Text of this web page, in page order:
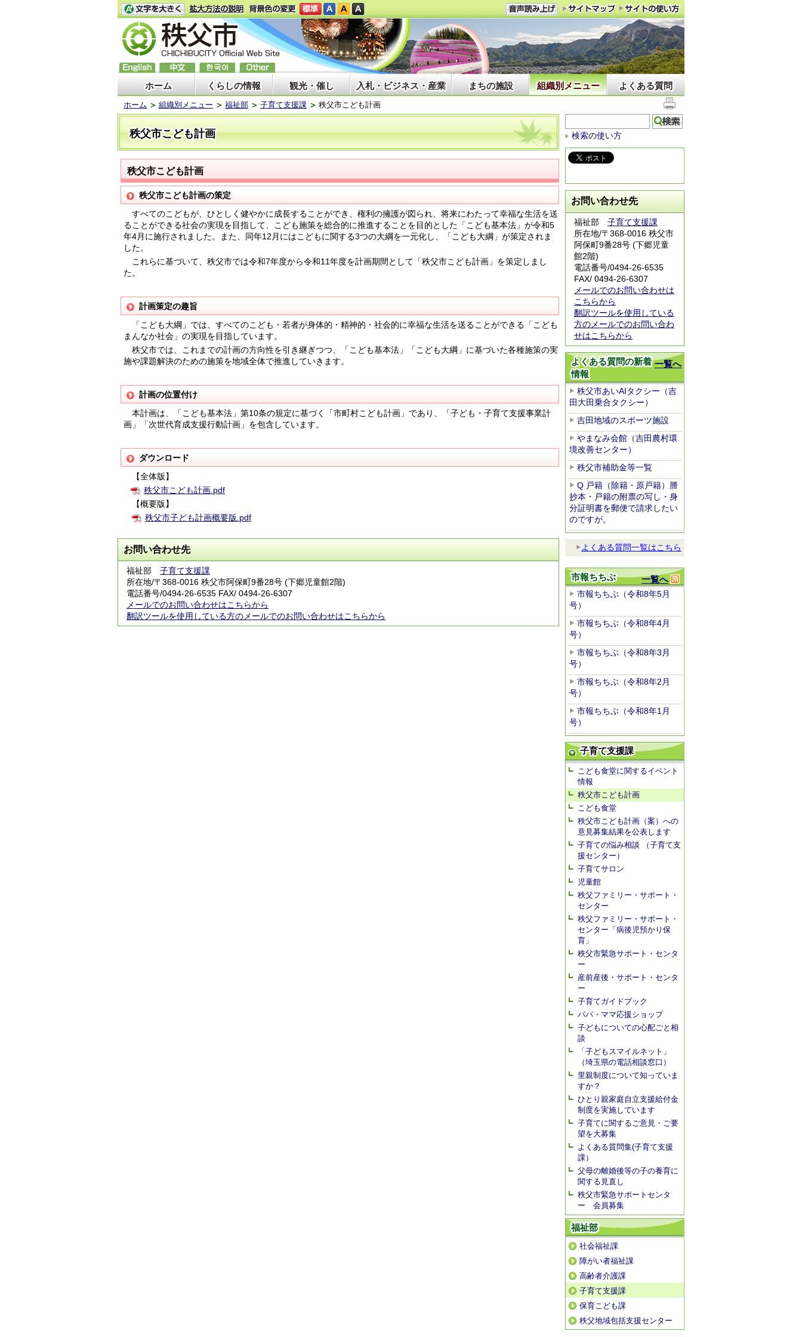
ホーム くらしの情報 観光・催し 入札・ビジネス・産業 まちの施設 組織別メニュー よくある質問
ホーム 組織別メニュー 福祉部 子育て支援課 秩父市こども計画
秩父市こども計画
秩父市こども計画
秩父市こども計画の策定
すべてのこどもが、ひとしく健やかに成長することができ、権利の擁護が図られ、将来にわたって幸福な生活を送
ることができる社会の実現を目指して、こども施策を総合的に推進することを目的とした「こども基本法」が令和5
年4月に施行されました。また、同年12月にはこどもに関する3つの大綱を一元化し、「こども大綱」が策定されま
した。
これらに基づいて、秩父市では令和7年度から令和11年度を計画期間として「秩父市こども計画」を策定しまし
た。
計画策定の趣旨
「こども大綱」では、すべてのこども・若者が身体的・精神的・社会的に幸福な生活を送ることができる「こども
まんなか社会」の実現を目指しています。
秩父市では、これまでの計画の方向性を引き継ぎつつ、「こども基本法」「こども大綱」に基づいた各種施策の実
施や課題解決のための施策を地域全体で推進していきます。
計画の位置付け
本計画は、「こども基本法」第10条の規定に基づく「市町村こども計画」であり、「子ども・子育て支援事業計
画」「次世代育成支援行動計画」を包含しています。
ダウンロード
【全体版】
秩父市こども計画.pdf
【概要版】
秩父市子ども計画概要版.pdf
お問い合わせ先
福祉部 子育て支援課
所在地/〒368-0016 秩父市阿保町9番28号 (下郷児童館2階)
電話番号/0494-26-6535 FAX/ 0494-26-6307
メールでのお問い合わせはこちらから
翻訳ツールを使用している方のメールでのお問い合わせはこちらから
検索の使い方
お問い合わせ先
福祉部 子育て支援課
所在地/〒368-0016 秩父市
阿保町9番28号 (下郷児童
館2階)
電話番号/0494-26-6535
FAX/ 0494-26-6307
メールでのお問い合わせは
こちらから
翻訳ツールを使用している
方のメールでのお問い合わ
せはこちらから
一覧へ
よくある質問の新着
情報
秩父市あいAIタクシー（吉
田大田乗合タクシー）
吉田地域のスポーツ施設
やまなみ会館（吉田農村環
境改善センター）
秩父市補助金等一覧
Q 戸籍（除籍・原戸籍）謄
抄本・戸籍の附票の写し・身
分証明書を郵便で請求したい
のですが。
よくある質問一覧はこちら
一覧へ
市報ちちぶ
市報ちちぶ（令和8年5月
号）
市報ちちぶ（令和8年4月
号）
市報ちちぶ（令和8年3月
号）
市報ちちぶ（令和8年2月
号）
市報ちちぶ（令和8年1月
号）
子育て支援課
こども食堂に関するイベント
情報
秩父市こども計画
こども食堂
秩父市こども計画（案）への
意見募集結果を公表します
子育ての悩み相談 （子育て支
援センター）
子育てサロン
児童館
秩父ファミリー・サポート・
センター
秩父ファミリー・サポート・
センター「病後児預かり保
育」
秩父市緊急サポート・センタ
ー
産前産後・サポート・センタ
ー
子育てガイドブック
パパ・ママ応援ショップ
子どもについての心配ごと相
談
「子どもスマイルネット」
（埼玉県の電話相談窓口）
里親制度について知っていま
すか？
ひとり親家庭自立支援給付金
制度を実施しています
子育てに関するご意見・ご要
望を大募集
よくある質問集(子育て支援
課）
父母の離婚後等の子の養育に
関する見直し
秩父市緊急サポートセンタ
ー 会員募集
福祉部
社会福祉課
障がい者福祉課
高齢者介護課
子育て支援課
保育こども課
秩父地域包括支援センター